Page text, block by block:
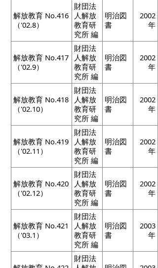
解放教育 No.416
（'02.8）
財団法
人解放
教育研
究所 編
明治図
書
2002
年
解放教育 No.417
（'02.9）
財団法
人解放
教育研
究所 編
明治図
書
2002
年
解放教育 No.418
（'02.10）
財団法
人解放
教育研
究所 編
明治図
書
2002
年
解放教育 No.419
（'02.11）
財団法
人解放
教育研
究所 編
明治図
書
2002
年
解放教育 No.420
（'02.12）
財団法
人解放
教育研
究所 編
明治図
書
2002
年
解放教育 No.421
（'03.1）
財団法
人解放
教育研
究所 編
明治図
書
2003
年
財団法